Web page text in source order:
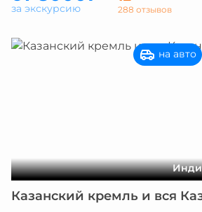
288 отзывов
за экскурсию
на авто
Казанский кремль и вся